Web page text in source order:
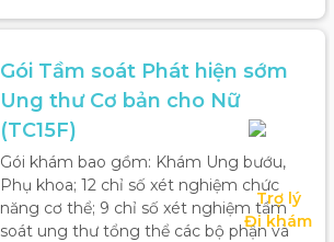
Gói Tầm soát Phát hiện sớm
Ung thư Cơ bản cho Nữ
(TC15F)
Gói khám bao gồm: Khám Ung bướu,
Phụ khoa; 12 chỉ số xét nghiệm chức
năng cơ thể; 9 chỉ số xét nghiệm tầm
soát ung thư tổng thể các bộ phận và
Trợ lý
Đi khám